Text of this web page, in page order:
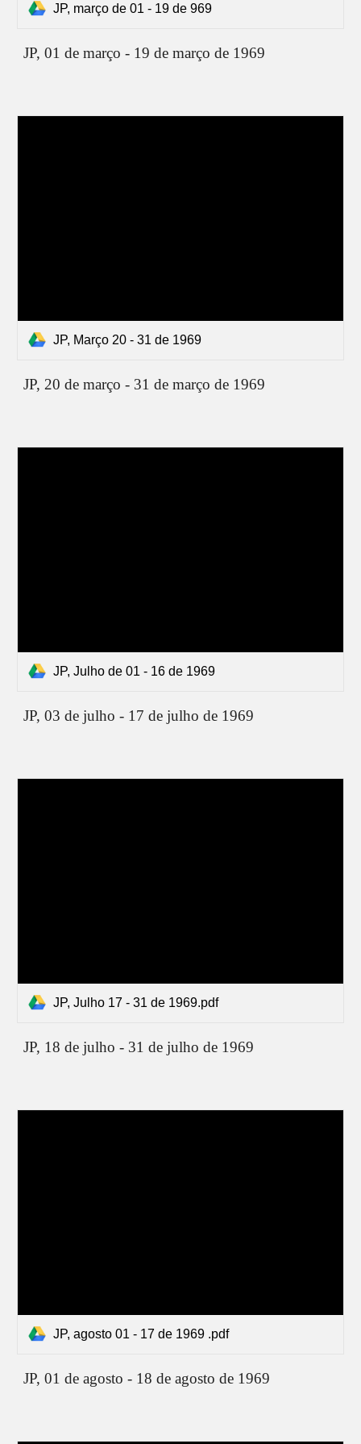
JP, março de 01 - 19 de 969
JP, 01 demarço - 19 de março de 1969
JP, Março 20 - 31 de 1969
JP, 20 de março - 31 de março de 1969
JP, Julho de 01 - 16 de 1969
JP, 03 de julho - 17 de julho de 1969
JP, Julho 17 - 31 de 1969.pdf
JP, 18 de julho - 31 de julho de 1969
JP, agosto 01 - 17 de 1969 .pdf
JP, 01 de agosto - 18 de agosto de 1969